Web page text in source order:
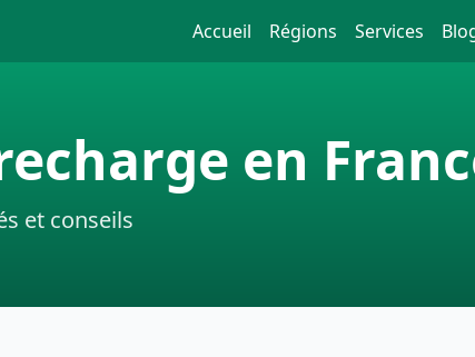
Accueil Régions Services
en
et conseils